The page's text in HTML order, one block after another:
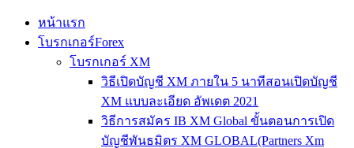
หน้าแรก
โบรกเกอร์Forex
โบรกเกอร์ XM
วิธีเปิดบัญชี XM ภายใน 5 นาทีสอนเปิดบัญชี
XM แบบละเอียด อัพเดต 2021
วิธีการสมัคร IB XM Global ขั้นตอนการเปิด
บัญชีพันธมิตร XM GLOBAL(Partners Xm